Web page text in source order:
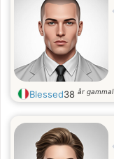
Blessed38 år gammal